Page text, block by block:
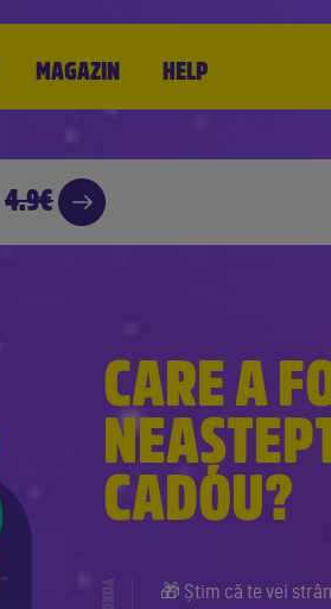
4.9€
MAGAZIN HELP
CARE A
CADOU?
YOXO
🎁 Știm că te vei